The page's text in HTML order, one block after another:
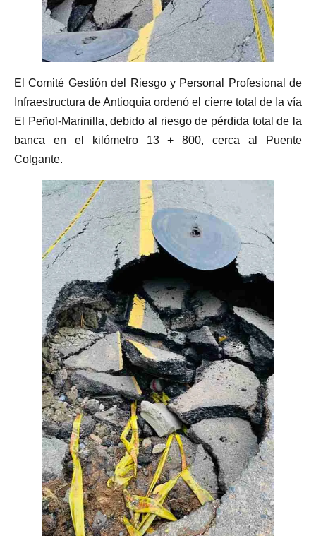
El Comité Gestión del Riesgo y Personal Profesional de
Infraestructura de Antioquia ordenó el cierre total de la vía
El Peñol-Marinilla, debido al riesgo de pérdida total de la
banca en el kilómetro 13 + 800, cerca al Puente
Colgante.